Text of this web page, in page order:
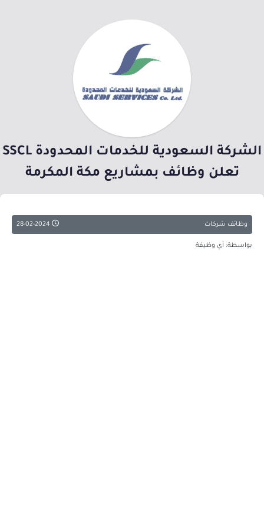
الشركة السعودية للخدمات المحدودة SSCL
تعلن وظائف بمشاريع مكة المكرمة
وظائف شركات
بواسطة: أي وظيفة